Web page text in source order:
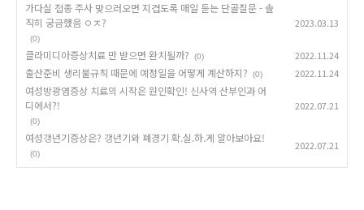
가다실 접종 주사 맞으러오면 지겹도록 매일 듣는 단골질문 - 솔
직히 궁금했음 ㅇㅈ?
(0)
2023.03.13
클라미디아증상치료 만 받으면 완치될까? (0) 2022.11.24
출산준비 생리불규칙 때문에 예정일을 어떻게 계산하지? (0) 2022.11.24
여성방광염증상 치료의 시작은 원인확인! 신사역 산부인과 어
디에서?!
(0)
2022.07.21
여성갱년기증상은? 갱년기와 폐경기 확.실.하.게 알아보아요!
(0)
2022.07.21